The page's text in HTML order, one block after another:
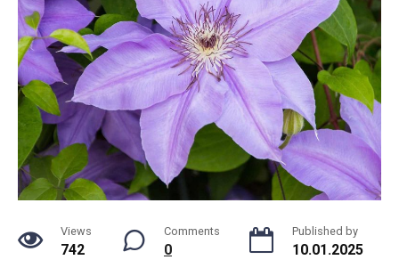
Views
742
Comments
0
Published by
10.01.2025